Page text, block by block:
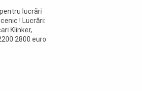
lucrări
! Lucrări:
Klinker,
2800 euro